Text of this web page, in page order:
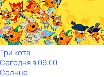
Три кота
Сегодня в 09:00
Солнце